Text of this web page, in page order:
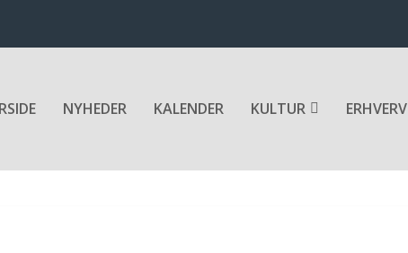
NYHEDER KALENDER KULTUR ERHVERV